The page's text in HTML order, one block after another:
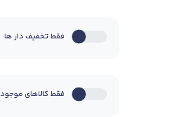
فقط تخفیف دار ها
فقط کالاهای موجود